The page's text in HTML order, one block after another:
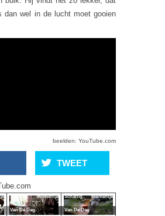
dan wel in de lucht moet gooien
beelden: YouTube.com
TWEET
Schattig Momentje
Van De Dag
Schattig Momentje
Van De Dag